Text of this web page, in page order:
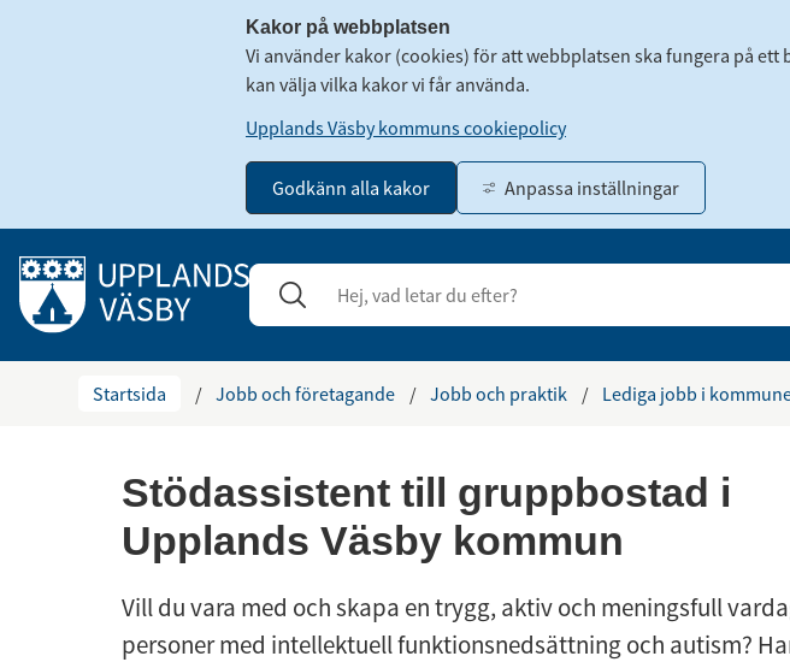
Kakor på webbplatsen
Vi använder kakor (cookies) för att webbplatsen ska fungera på
kan välja vilka kakor vi får använda.
Upplands Väsby kommuns cookiepolicy
Godkänn alla kakor Anpassa inställningar
Gå till innehåll
Sök
Startsida / Jobb och företagande / Jobb och praktik / Lediga jobb i
Stödassistent till gruppbostad i
Upplands Väsby kommun
Vill du vara med och skapa en trygg, aktiv och meningsfull
personer med intellektuell funktionsnedsättning och autism?